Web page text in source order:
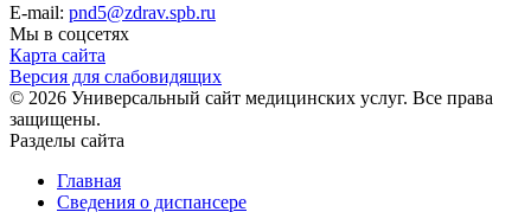
E-mail: pnd5@zdrav.spb.ru
Мы в соцсетях
Карта сайта
Версия для слабовидящих
© 2026 Универсальный сайт медицинских услуг. Все права
защищены.
Разделы сайта
Главная
Сведения о диспансере